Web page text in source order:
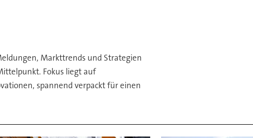
Markttrends und Strategien
Fokus liegt auf
spannend verpackt für einen